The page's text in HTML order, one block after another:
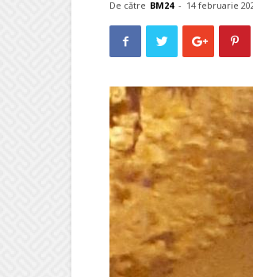
De către BM24 - 14 februarie